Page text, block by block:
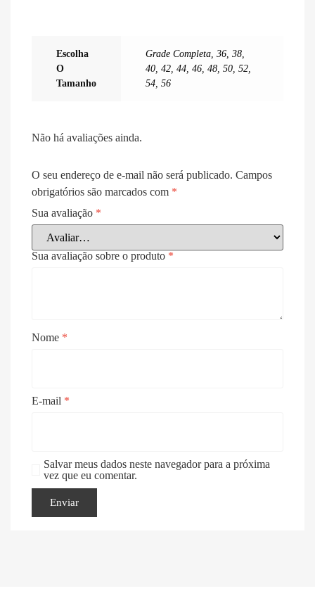
Escolha
O
Tamanho
Grade Completa 36 38
40 42 44 46 48 50 52
54 56
Não há avaliações ainda.
O seu endereço de e-mail não será publicado. Campos
obrigatórios são marcados com *
Sua avaliação *
Sua avaliação sobre o produto *
Nome *
E-mail *
Salvar meus dados neste navegador para a próxima
vez que eu comentar.